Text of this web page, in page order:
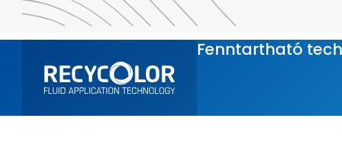
Fenntartható